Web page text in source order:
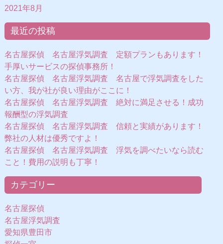
2021年8月
最近の投稿
名古屋探偵 名古屋浮気調査 定額プランもあります！
手厚いサービスの探偵事務所！
名古屋探偵 名古屋浮気調査 名古屋で浮気調査をした
い方、我が社が良い理由がここに！
名古屋探偵 名古屋浮気調査 絶対に満足させる！成功
報酬型の浮気調査
名古屋探偵 名古屋浮気調査 信頼と実績があります！
弊社の人材は優秀ですよ！
名古屋探偵 名古屋浮気調査 浮気を調べたいなら読む
こと！費用の説明も丁寧！
カテゴリー
名古屋探偵
名古屋浮気調査
愛知県豊田市